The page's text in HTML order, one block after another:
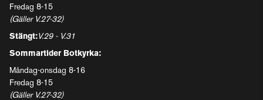
Fredag 8-15
(Gäller V.27-32)
Stängt:V.29 - V.31
Sommartider Botkyrka:
Måndag-onsdag 8-16
Fredag 8-15
(Gäller V.27-32)